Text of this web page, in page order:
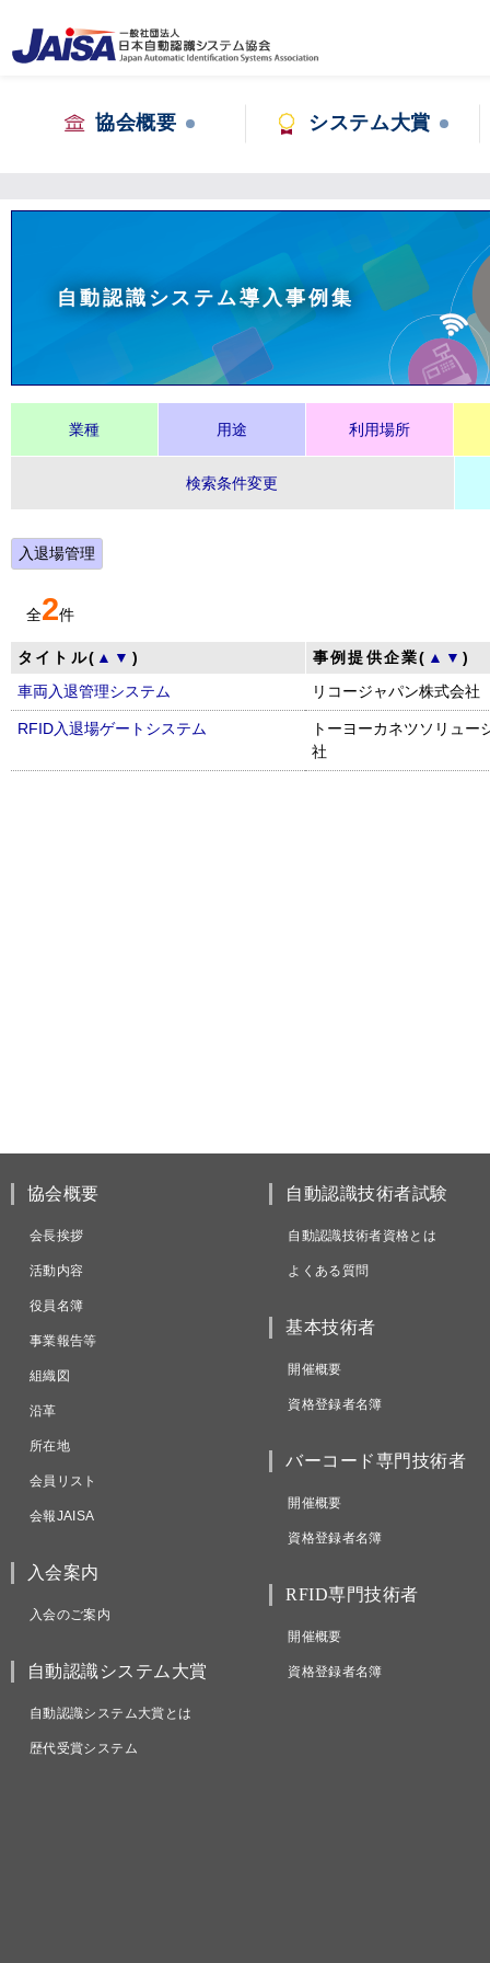
協会概要 システム大賞
自動認識システム導入事例集
業種 用途 利用場所
検索条件変更
入退場管理
全2件
タイトル( ▲ ▼ ) 事例提供企業( ▲ ▼)
車両入退管理システム
リコージャパン株式会社
RFID入退場ゲートシステム
トーヨーカネツソリュー
社
協会概要
会長挨拶
活動内容
役員名簿
事業報告等
組織図
沿革
所在地
会員リスト
会報JAISA
入会案内
入会のご案内
自動認識システム大賞
自動認識システム大賞とは
歴代受賞システム
自動認識技術者試験
自動認識技術者資格とは
よくある質問
基本技術者
開催概要
資格登録者名簿
バーコード専門技術者
開催概要
資格登録者名簿
RFID専門技術者
開催概要
資格登録者名簿